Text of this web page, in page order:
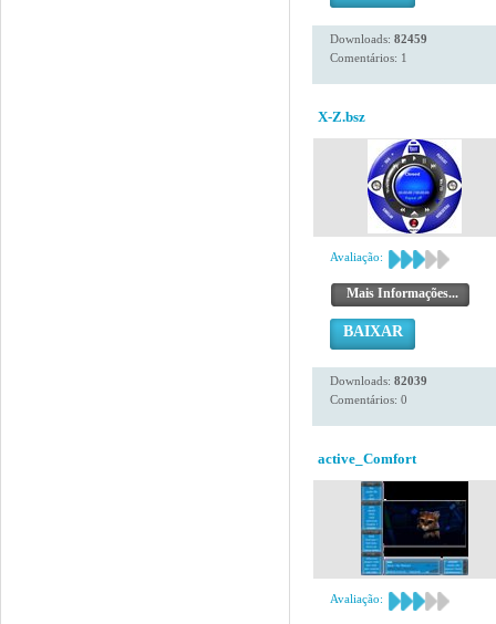
Downloads: 82459
Comentários: 1
X-Z.bsz
Avaliação:
Mais Informações...
BAIXAR
Downloads: 82039
Comentários: 0
active_Comfort
Avaliação: